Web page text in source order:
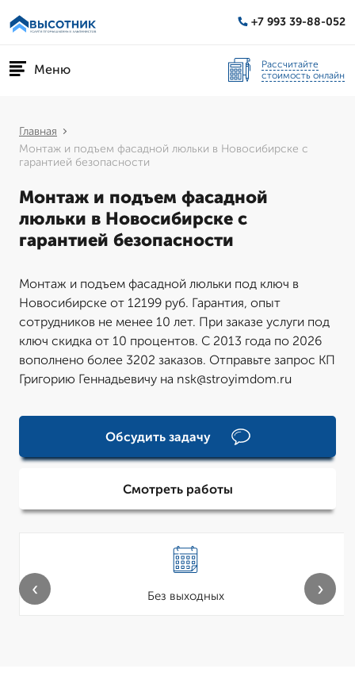
+7 993 39-88-052
Меню
Рассчитайте
стоимость онлайн
Главная
Монтаж и подъем фасадной люльки в Новосибирске с
гарантией безопасности
Монтаж и подъем фасадной
люльки в Новосибирске с
гарантией безопасности
Монтаж и подъем фасадной люльки под ключ в
Новосибирске от 12199 руб. Гарантия, опыт
сотрудников не менее 10 лет. При заказе услуги под
ключ скидка от 10 процентов. С 2013 года по 2026
вополнено более 3202 заказов. Отправьте запрос КП
Григорию Геннадьевичу на nsk@stroyimdom.ru
Обсудить задачу
Смотреть работы
Без выходных
‹ ›